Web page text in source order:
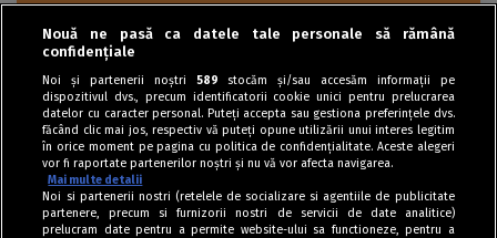
Mâncăruri cu carne
Ruladă de porc cu gogoșari murați, măsline
verzi și cașcaval
Nouă ne pasă ca datele tale personale să rămână
confidențiale
Noi și partenerii noștri 589 stocăm și/sau accesăm informații pe
dispozitivul dvs., precum identificatorii cookie unici pentru prelucrarea
datelor cu caracter personal. Puteți accepta sau gestiona preferințele dvs.
făcând clic mai jos, respectiv vă puteți opune utilizării unui interes legitim
în orice moment pe pagina cu politica de confidențialitate. Aceste alegeri
vor fi raportate partenerilor noștri și nu vă vor afecta navigarea.
Mai multe detalii
Noi si partenerii nostri (retelele de socializare si agentiile de publicitate
partenere, precum si furnizorii nostri de servicii de date analitice)
prelucram date pentru a permite website-ului sa functioneze, pentru a